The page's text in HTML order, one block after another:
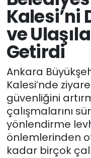
Kalesi’ni
ve
Getirdi
Ankara
Kalesi’nde
güvenliğini
çalışmalarını
yönlendirme
önlemlerinden
kadar birçok
Son Dakika
Haber Arşivi